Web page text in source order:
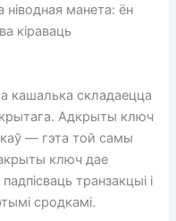
ніводная манета: ён
кіраваць
кашалька складаецца
Адкрыты ключ
— гэта той самы
ключ дае
транзакцыі і
сродкамі.